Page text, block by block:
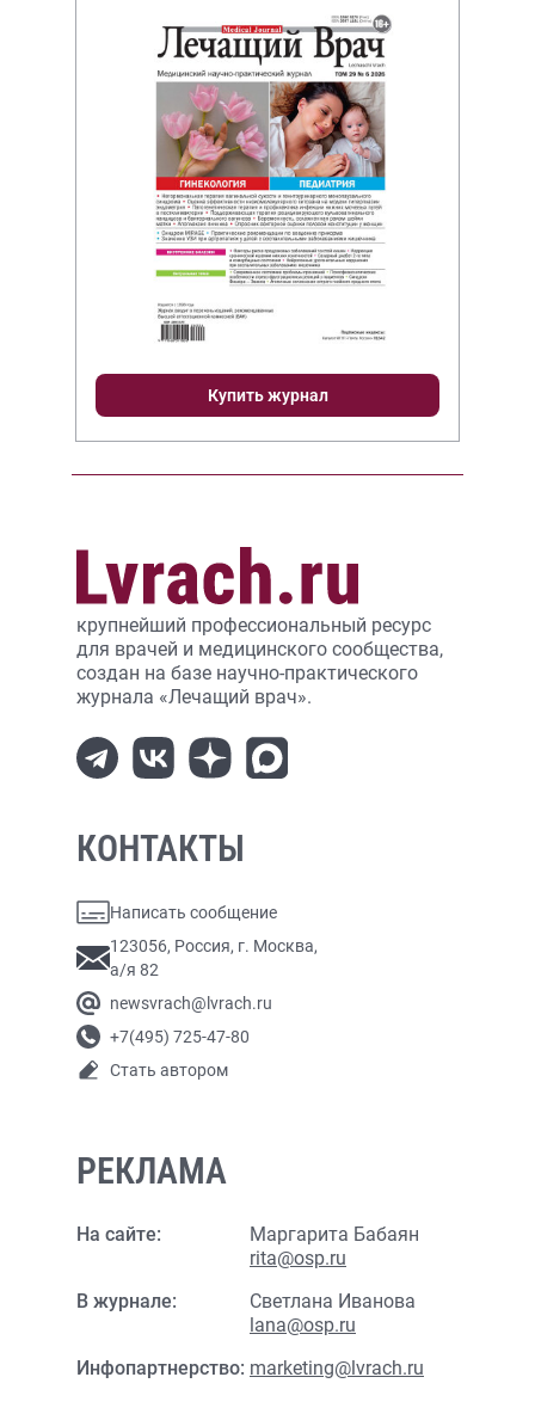
Купить журнал
крупнейший профессиональный ресурс
для врачей и медицинского сообщества,
создан на базе научно-практического
журнала «Лечащий врач».
КОНТАКТЫ
Написать сообщение
123056, Россия, г. Москва,
а/я 82
newsvrach@lvrach.ru
+7(495) 725-47-80
Стать автором
РЕКЛАМА
На сайте:
Маргарита Бабаян
rita@osp.ru
В журнале:
Светлана Иванова
lana@osp.ru
Инфопартнерство: marketing@lvrach.ru